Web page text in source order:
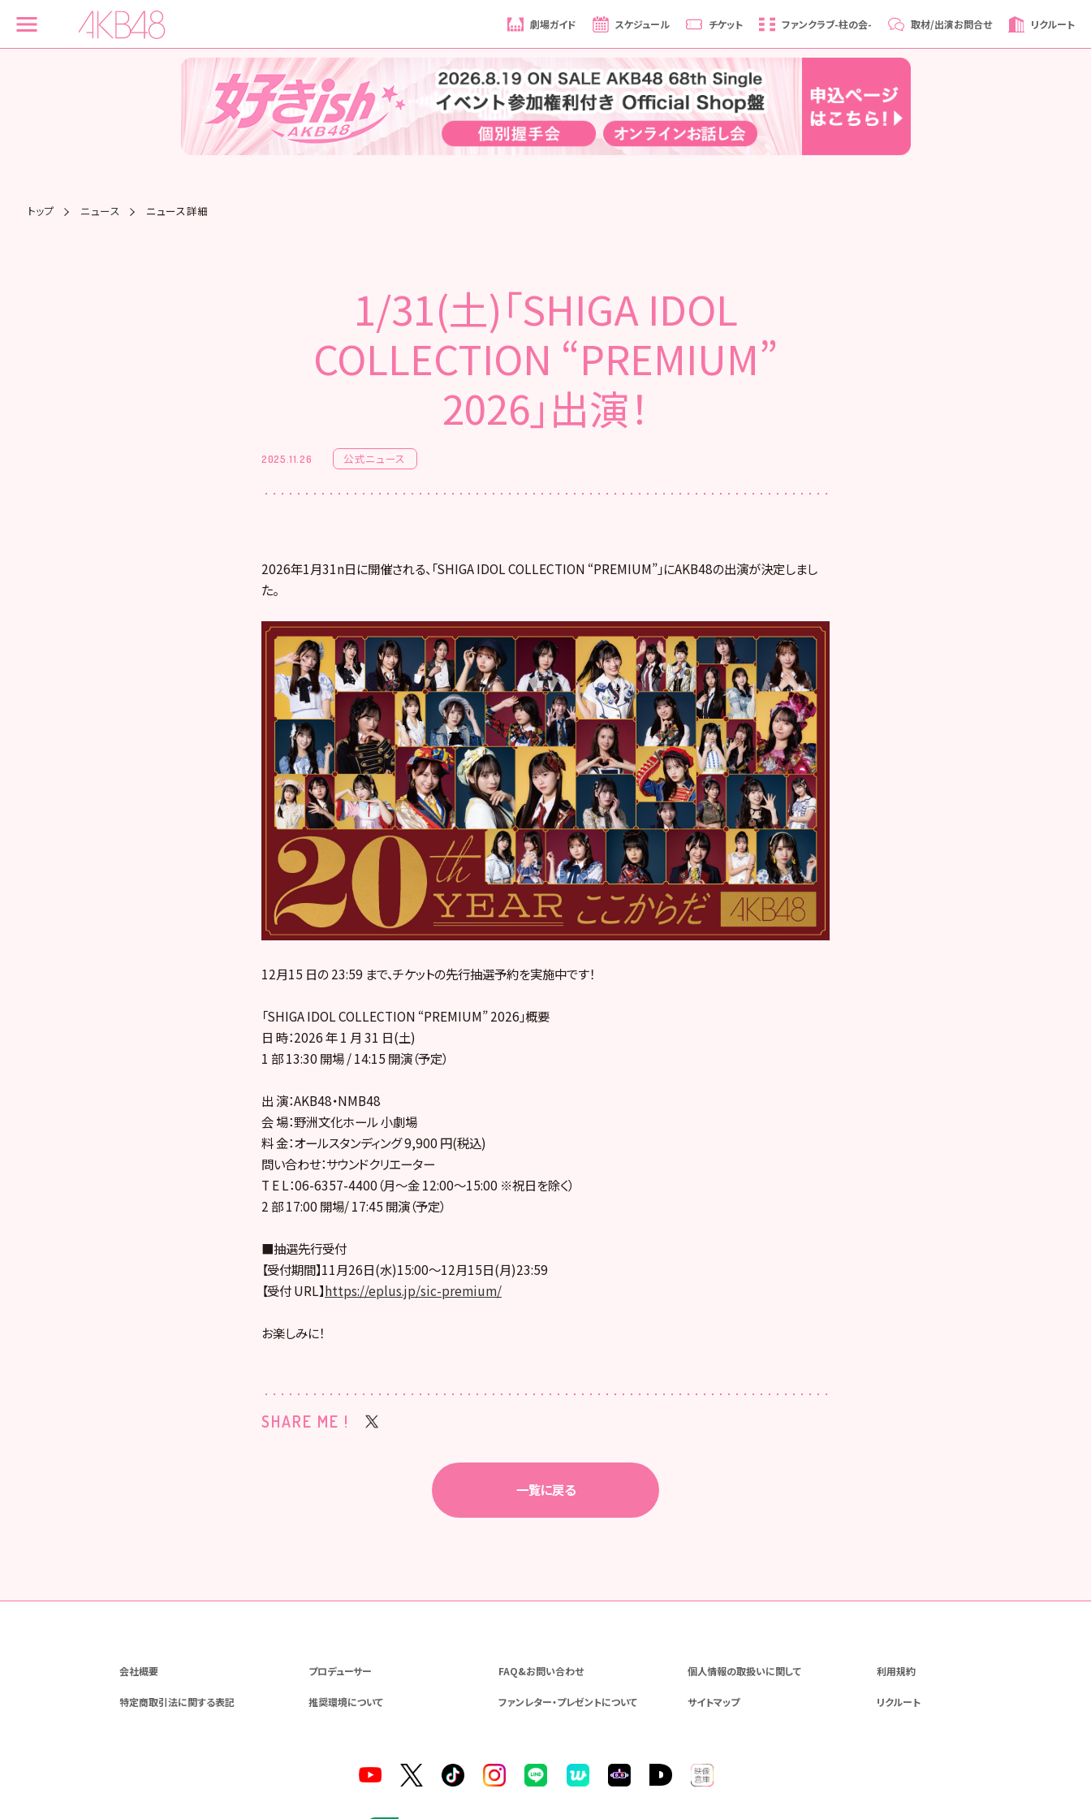
劇場ガイド スケジュール チケット ファンクラブ-柱の会- 取材/出演お問合せ リクルート
トップ ニュース ニュース詳細
1/31(土)「SHIGA IDOL
COLLECTION “PREMIUM”
2026」出演！
2025.11.26 公式ニュース
2026年1月31n日に開催される、「SHIGA IDOL COLLECTION “PREMIUM”」にAKB48の出演が決定しまし
た。
12月15 日の 23:59 まで、チケットの先行抽選予約を実施中です！
「SHIGA IDOL COLLECTION “PREMIUM” 2026」概要
日 時：2026 年 1 月 31 日(土)
1 部 13:30 開場 / 14:15 開演（予定）
出 演：AKB48・NMB48
会 場：野洲文化ホール 小劇場
料 金：オールスタンディング 9,900 円(税込)
問い合わせ：サウンドクリエーター
T E L：06-6357-4400（月〜金 12:00〜15:00 ※祝日を除く）
2 部 17:00 開場/ 17:45 開演（予定）
■抽選先行受付
【受付期間】11月26日(水)15:00〜12月15日(月)23:59
【受付 URL】https://eplus.jp/sic-premium/
お楽しみに！
SHARE ME !
一覧に戻る
会社概要 プロデューサー FAQ&お問い合わせ 個人情報の取扱いに関して 利用規約
特定商取引法に関する表記 推奨環境について ファンレター・プレゼントについて サイトマップ リクルート